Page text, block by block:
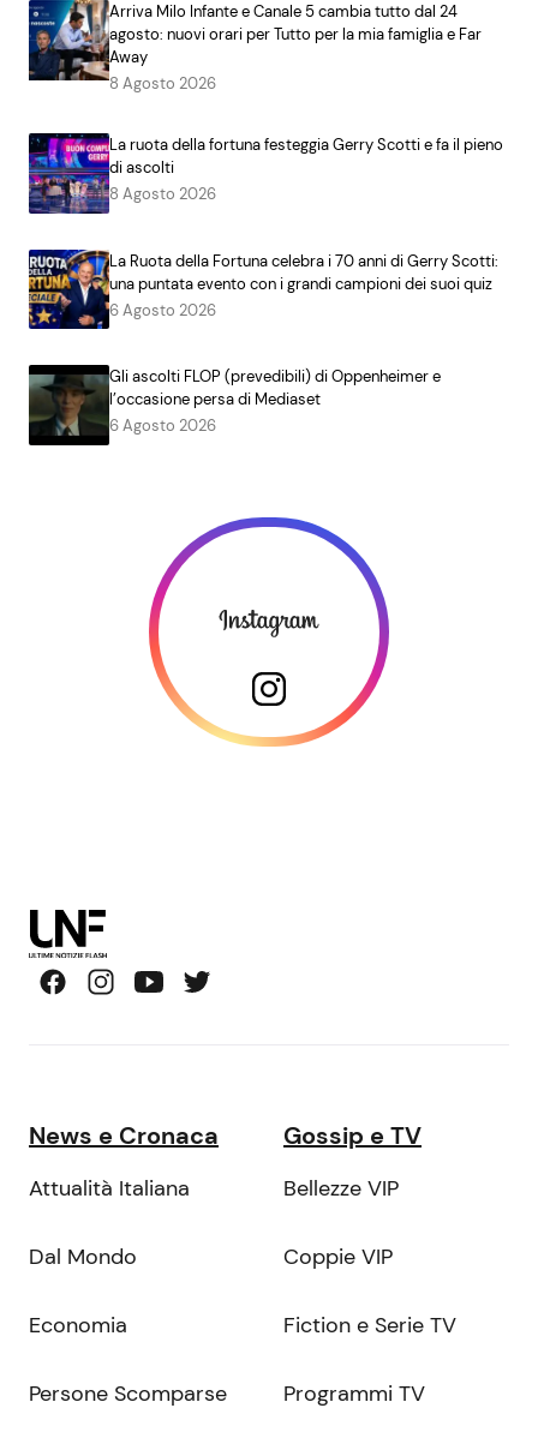
Arriva Milo Infante e Canale 5 cambia tutto dal 24
agosto: nuovi orari per Tutto per la mia famiglia e Far
Away
8 Agosto 2026
La ruota della fortuna festeggia Gerry Scotti e fa il pieno
di ascolti
8 Agosto 2026
La Ruota della Fortuna celebra i 70 anni di Gerry Scotti:
una puntata evento con i grandi campioni dei suoi quiz
6 Agosto 2026
Gli ascolti FLOP (prevedibili) di Oppenheimer e
l’occasione persa di Mediaset
6 Agosto 2026
News e Cronaca
Attualità Italiana
Dal Mondo
Economia
Persone Scomparse
Gossip e TV
Bellezze VIP
Coppie VIP
Fiction e Serie TV
Programmi TV